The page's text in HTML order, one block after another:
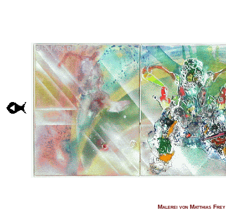
Malerei von Matthias Frey